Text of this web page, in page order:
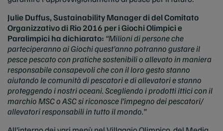
Julie Duffus, Sustainability Manager di del Comitato
Organizzativo di Rio 2016 per i Giochi Olimpici e
Paralimpici ha dichiarato: “Milioni di persone che
parteciperanno ai Giochi quest’anno potranno gustare il
pesce pescato con pratiche sostenibili o allevato in maniera
responsabile consapevoli che con il loro gesto stanno
aiutando le comunità di pescatori e di allevatori e stanno
proteggendo i nostri oceani. Scegliendo i prodotti ittici con il
marchio MSC o ASC si riconosce l’impegno dei pescatori/
allevatori responsabili in tutto il mondo.”